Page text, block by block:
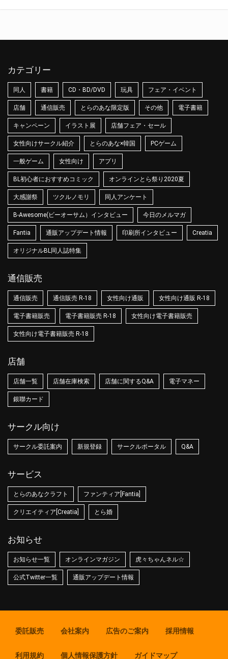
カテゴリー
同人 書籍 CD・BD/DVD 玩具 フェア・イベント
店舗 通信販売 とらのあな限定版 その他 電子書籍
キャンペーン イラスト展 店舗フェア・セール
女性向けサークル紹介 とらのあな×韓国 PCゲーム
一般ゲーム 女性向け アプリ
BL初心者におすすめコミック オンラインとら祭り2020夏
大感謝祭 ツクルノモリ 同人アンケート
B-Awesome(ビーオーサム）インタビュー 今日のメルマガ
Fantia 通販アップデート情報 印刷所インタビュー Creatia
オリジナルBL同人誌特集
通信販売
通信販売 通信販売 R-18 女性向け通販 女性向け通販 R-18
電子書籍販売 電子書籍販売 R-18 女性向け電子書籍販売
女性向け電子書籍販売 R-18
店舗
店舗一覧 店舗在庫検索 店舗に関するQ&A 電子マネー
銀聯カード
サークル向け
サークル委託案内 新規登録 サークルポータル Q&A
サービス
とらのあなクラフト ファンティア[Fantia]
クリエイティア[Creatia] とら婚
お知らせ
お知らせ一覧 オンラインマガジン 虎々ちゃんネル☆
公式Twitter一覧 通販アップデート情報
委託販売 会社案内 広告のご案内 採用情報
利用規約 個人情報保護方針 ガイドマップ